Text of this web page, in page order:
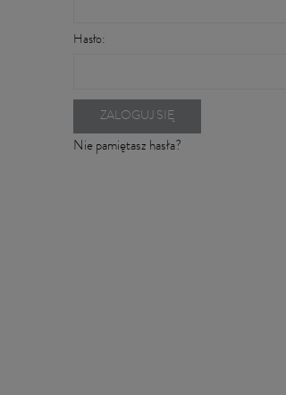
Hasło:
ZALOGUJ SIĘ
Nie pamiętasz hasła?